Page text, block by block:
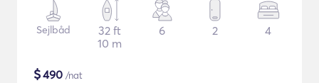
Sejlbåd
32 ft
10 m
6 2 4
$490 /nat